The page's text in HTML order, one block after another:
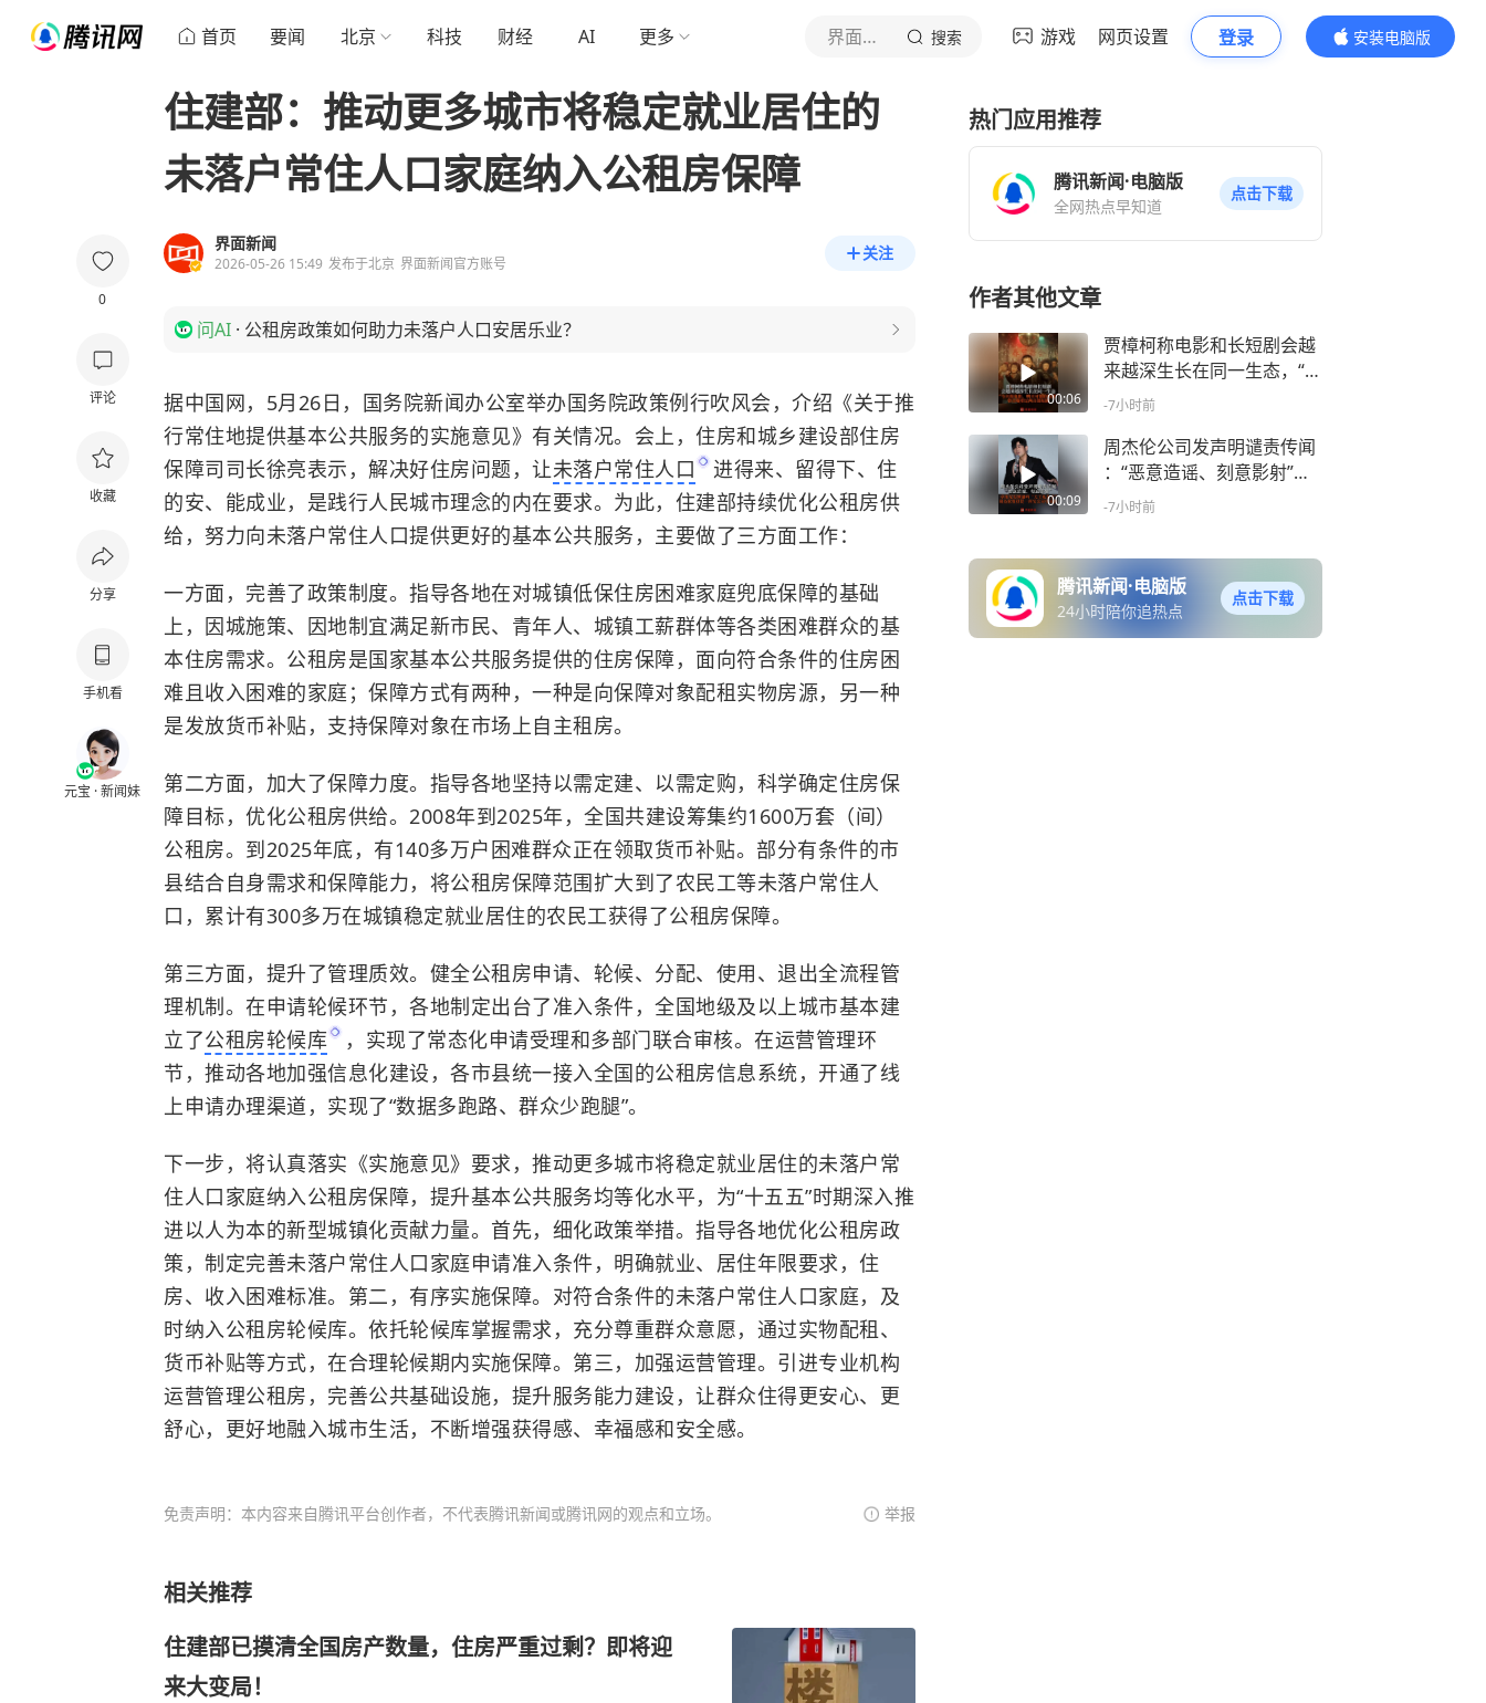
首页 要闻 北京 科技 财经 AI 更多 界面新闻 搜索 游戏 网页设置 登录
安装电脑版
内容更精彩
0
评论
收藏
分享
手机看
元宝 · 新闻妹
住建部：推动更多城市将稳定就业居住的
未落户常住人口家庭纳入公租房保障
界面新闻
2026-05-26 15:49 发布于北京 界面新闻官方账号
关注
问AI · 公租房政策如何助力未落户人口安居乐业？
据中国网，5月26日，国务院新闻办公室举办国务院政策例行吹风会，介绍《关于推
行常住地提供基本公共服务的实施意见》有关情况。会上，住房和城乡建设部住房
保障司司长徐亮表示，解决好住房问题，让未落户常住人口
进得来、留得下、住
的安、能成业，是践行人民城市理念的内在要求。为此，住建部持续优化公租房供
给，努力向未落户常住人口提供更好的基本公共服务，主要做了三方面工作：
一方面，完善了政策制度。指导各地在对城镇低保住房困难家庭兜底保障的基础
上，因城施策、因地制宜满足新市民、青年人、城镇工薪群体等各类困难群众的基
本住房需求。公租房是国家基本公共服务提供的住房保障，面向符合条件的住房困
难且收入困难的家庭；保障方式有两种，一种是向保障对象配租实物房源，另一种
是发放货币补贴，支持保障对象在市场上自主租房。
第二方面，加大了保障力度。指导各地坚持以需定建、以需定购，科学确定住房保
障目标，优化公租房供给。2008年到2025年，全国共建设筹集约1600万套（间）
公租房。到2025年底，有140多万户困难群众正在领取货币补贴。部分有条件的市
县结合自身需求和保障能力，将公租房保障范围扩大到了农民工等未落户常住人
口，累计有300多万在城镇稳定就业居住的农民工获得了公租房保障。
第三方面，提升了管理质效。健全公租房申请、轮候、分配、使用、退出全流程管
理机制。在申请轮候环节，各地制定出台了准入条件，全国地级及以上城市基本建
立了公租房轮候库
，实现了常态化申请受理和多部门联合审核。在运营管理环
节，推动各地加强信息化建设，各市县统一接入全国的公租房信息系统，开通了线
上申请办理渠道，实现了“数据多跑路、群众少跑腿”。
下一步，将认真落实《实施意见》要求，推动更多城市将稳定就业居住的未落户常
住人口家庭纳入公租房保障，提升基本公共服务均等化水平，为“十五五”时期深入推
进以人为本的新型城镇化贡献力量。首先，细化政策举措。指导各地优化公租房政
策，制定完善未落户常住人口家庭申请准入条件，明确就业、居住年限要求，住
房、收入困难标准。第二，有序实施保障。对符合条件的未落户常住人口家庭，及
时纳入公租房轮候库。依托轮候库掌握需求，充分尊重群众意愿，通过实物配租、
货币补贴等方式，在合理轮候期内实施保障。第三，加强运营管理。引进专业机构
运营管理公租房，完善公共基础设施，提升服务能力建设，让群众住得更安心、更
舒心，更好地融入城市生活，不断增强获得感、幸福感和安全感。
免责声明：本内容来自腾讯平台创作者，不代表腾讯新闻或腾讯网的观点和立场。 举报
相关推荐
住建部已摸清全国房产数量，住房严重过剩？即将迎
来大变局！
热门应用推荐
腾讯新闻·电脑版
全网热点早知道
点击下载
作者其他文章
00:06
贾樟柯称电影和长短剧会越
来越深生长在同一生态，“今
天拍电影，明天可能拍短
-7小时前
00:09
周杰伦公司发声明谴责传闻
：“恶意造谣、刻意影射”，
卓伟无实锤爆料“天王私生
-7小时前
腾讯新闻·电脑版
24小时陪你追热点
点击下载